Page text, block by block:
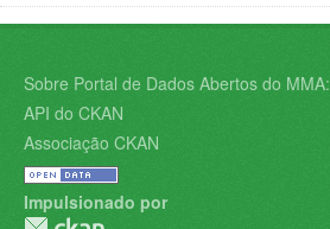
Sobre Portal de Dados Abertos do MMA:
API do CKAN
Associação CKAN
Impulsionado por